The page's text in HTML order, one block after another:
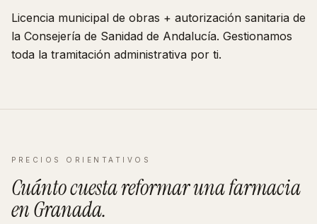
Licencia municipal de obras + autorización sanitaria de
la Consejería de Sanidad de Andalucía. Gestionamos
toda la tramitación administrativa por ti.
PRECIOS ORIENTATIVOS
Cuánto cuesta reformaruna farmacia
enGranada.